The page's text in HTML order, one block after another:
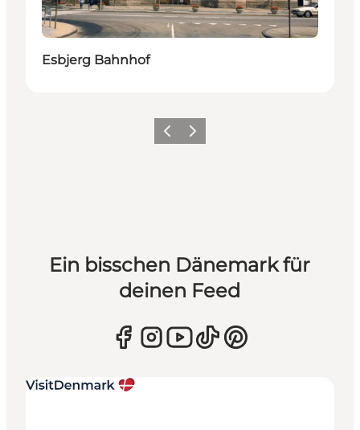
Esbjerg Bahnhof
ZurückWeiter
Ein bisschen Dänemark für
deinen Feed